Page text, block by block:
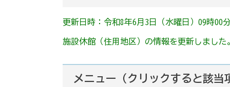
更新日時：令和8年6月3日（水曜日）09時00
施設休館（住用地区）の情報を更新しました
メニュー（クリックすると該当